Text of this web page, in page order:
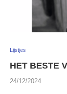
Lijstjes
HET BESTE
24/12/2024